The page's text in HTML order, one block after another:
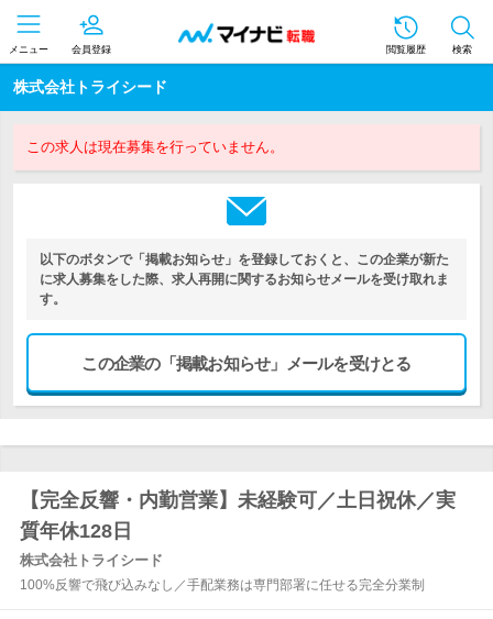
メニュー 会員登録 閲覧履歴 検索
株式会社トライシード
この求人は現在募集を行っていません。
以下のボタンで「掲載お知らせ」を登録しておくと、この企業が新た
に求人募集をした際、求人再開に関するお知らせメールを受け取れま
す。
この企業の「掲載お知らせ」メールを受けとる
【完全反響・内勤営業】未経験可／土日祝休／実
質年休128日
株式会社トライシード
100%反響で飛び込みなし／手配業務は専門部署に任せる完全分業制